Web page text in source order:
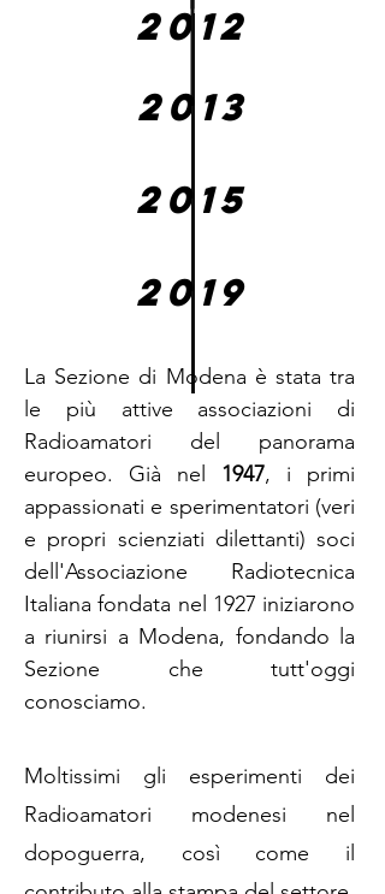
2012
2013
2015
2019
La Sezione di Modena è stata tra
le più attive associazioni di
Radioamatori del panorama
europeo. Già nel 1947, i primi
appassionati e sperimentatori (veri
e propri scienziati dilettanti) soci
dell'Associazione Radiotecnica
Italiana fondata nel 1927 iniziarono
a riunirsi a Modena, fondando la
Sezione che tutt'oggi
conosciamo.
Moltissimi gli esperimenti dei
Radioamatori modenesi nel
dopoguerra, così come il